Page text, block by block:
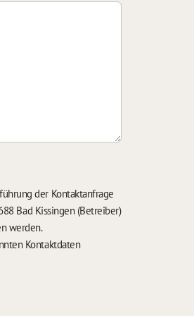
der Kontaktanfrage
Bad Kissingen (Betreiber)
werden.
Kontaktdaten